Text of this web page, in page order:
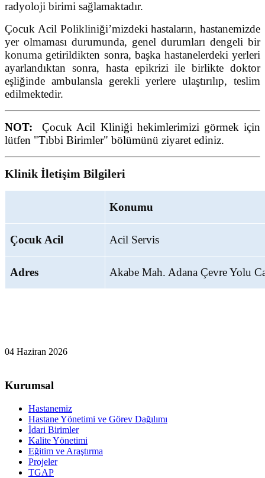
radyoloji birimi sağlamaktadır.
Çocuk Acil Polikliniği’mizdeki hastaların, hastanemizde
yer olmaması durumunda, genel durumları dengeli bir
konuma getirildikten sonra, başka hastanelerdeki yerleri
ayarlandıktan sonra, hasta epikrizi ile birlikte doktor
eşliğinde ambulansla gerekli yerlere ulaştırılıp, teslim
edilmektedir.
NOT: Çocuk Acil Kliniği hekimlerimizi görmek için
lütfen "Tıbbi Birimler" bölümünü ziyaret ediniz.
Klinik İletişim Bilgileri
Konumu
Çocuk Acil Acil Servis
Adres Akabe Mah. Adana Çevre Yolu
04 Haziran 2026
Kurumsal
Hastanemiz
Hastane Yönetimi ve Görev Dağılımı
İdari Birimler
Kalite Yönetimi
Eğitim ve Araştırma
Projeler
TGAP